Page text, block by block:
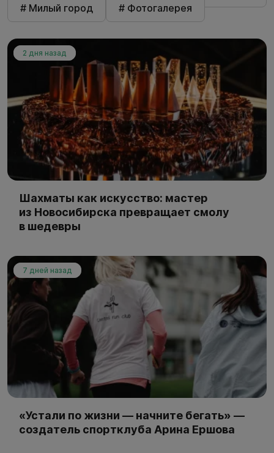
# Милый город
# Фотогалерея
2 дня назад
Шахматы как искусство: мастер
из Новосибирска превращает смолу
в шедевры
7 дней назад
«Устали по жизни — начните бегать» —
создатель спортклуба Арина Ершова